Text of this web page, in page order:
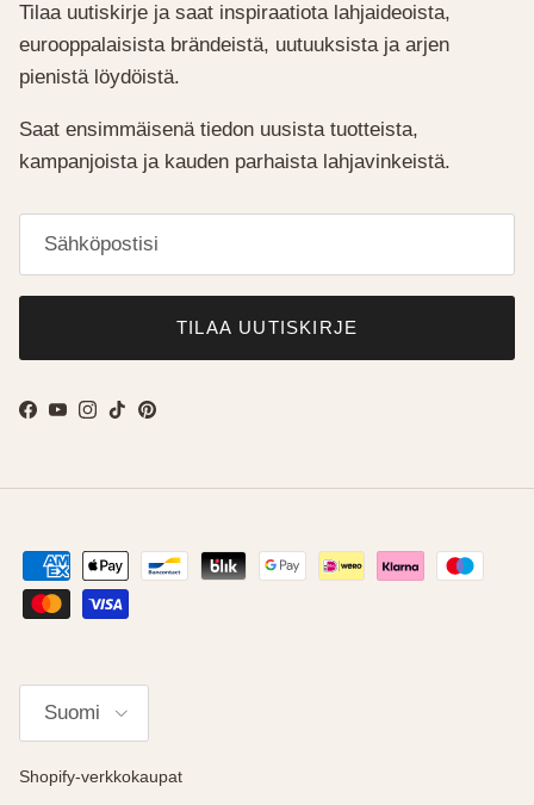
Tilaa uutiskirje ja saat inspiraatiota lahjaideoista,
eurooppalaisista brändeistä, uutuuksista ja arjen
pienistä löydöistä.
Saat ensimmäisenä tiedon uusista tuotteista,
kampanjoista ja kauden parhaista lahjavinkeistä.
TILAA UUTISKIRJE
Facebook
YouTube
Instagram
TikTokPinterest
Suomi
Shopify-verkkokaupat